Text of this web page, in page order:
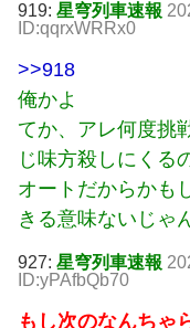
919: 星穹列車速報
ID:qqrxWRRx0
>>918
俺かよ
てか、アレ何度挑
じ味方殺しにくる
オートだからかも
きる意味ないじゃ
927: 星穹列車速報
ID:yPAfbQb70
もし次のなんちゃ